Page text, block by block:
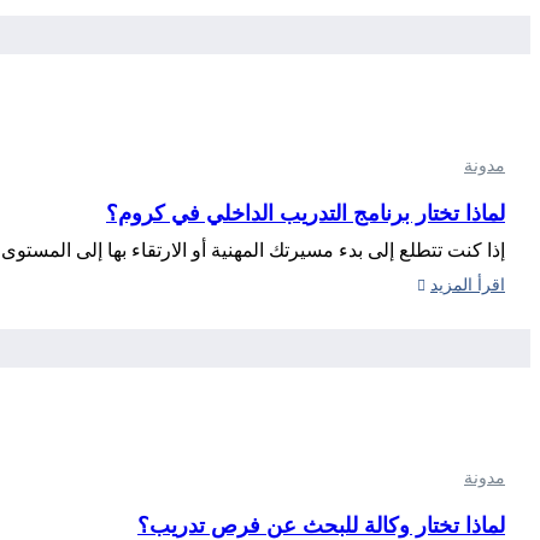
مدونة
لماذا تختار برنامج التدريب الداخلي في كروم؟
إذا كنت تتطلع إلى بدء مسيرتك المهنية أو الارتقاء بها إلى المستوى
اقرأ المزيد
مدونة
لماذا تختار وكالة للبحث عن فرص تدريب؟